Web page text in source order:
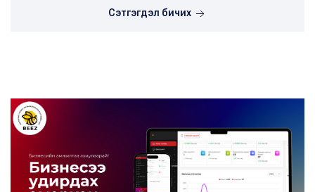
Сэтгэгдэл бичих